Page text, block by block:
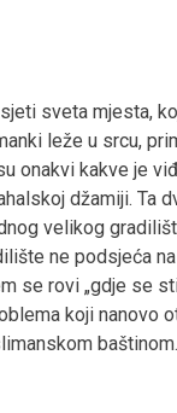
sveta mjesta,
leže u srcu,
onakvi kakve je
džamiji. Ta
velikog
ne podsjeća
se rovi „gdje se
koji nanovo
baštinom.